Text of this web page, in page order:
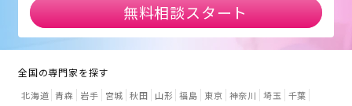
無料相談スタート
全国の専門家を探す
北海道 青森 岩手 宮城 秋田 山形 福島 東京 神奈川 埼玉
千葉